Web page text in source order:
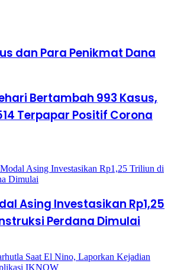
dan Para Penikmat Dana
Bertambah 993 Kasus,
Terpapar Positif Corona
Asing Investasikan Rp1,25
Perdana Dimulai